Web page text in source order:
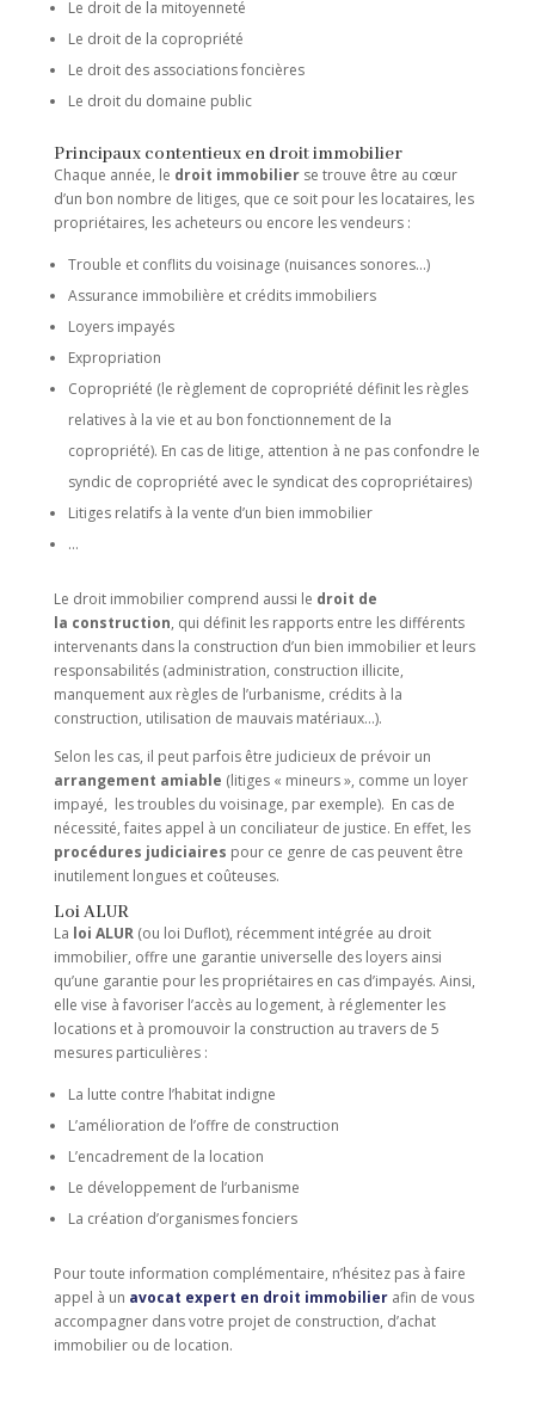
Le droit de la mitoyenneté
Le droit de la copropriété
Le droit des associations foncières
Le droit du domaine public
Principaux contentieux en droit immobilier
Chaque année, le droit immobilierse trouve être au cœur
d’un bon nombre de litiges, que ce soit pour les locataires, les
propriétaires, les acheteurs ou encore les vendeurs :
Trouble et conflits du voisinage (nuisances sonores…)
Assurance immobilière et crédits immobiliers
Loyers impayés
Expropriation
Copropriété (le règlement de copropriété définit les règles
relatives à la vie et au bon fonctionnement de la
copropriété). En cas de litige, attention à ne pas confondre le
syndic de copropriété avec le syndicat des copropriétaires)
Litiges relatifs à la vente d’un bien immobilier
…
Le droit immobilier comprend aussi le droit de
la construction, qui définit les rapports entre les différents
intervenants dans la construction d’un bien immobilier et leurs
responsabilités (administration, construction illicite,
manquement aux règles de l’urbanisme, crédits à la
construction, utilisation de mauvais matériaux…).
Selon les cas, il peut parfois être judicieux de prévoir un
arrangement amiable (litiges « mineurs », comme un loyer
impayé, les troubles du voisinage, par exemple). En cas de
nécessité, faites appel à un conciliateur de justice. En effet, les
procédures judiciaires pour ce genre de cas peuvent être
inutilement longues et coûteuses.
Loi ALUR
La loi ALUR(ou loi Duflot), récemment intégrée au droit
immobilier, offre une garantie universelle des loyers ainsi
qu’une garantie pour les propriétaires en cas d’impayés. Ainsi,
elle vise à favoriser l’accès au logement, à réglementer les
locations et à promouvoir la construction au travers de 5
mesures particulières :
La lutte contre l’habitat indigne
L’amélioration de l’offre de construction
L’encadrement de la location
Le développement de l’urbanisme
La création d’organismes fonciers
Pour toute information complémentaire, n’hésitez pas à faire
appel à un avocat expert en droit immobilier afin de vous
accompagner dans votre projet de construction, d’achat
immobilier ou de location.